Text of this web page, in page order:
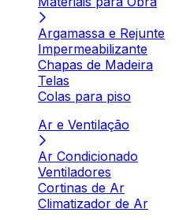
Argamassa e Rejunte
Impermeabilizante
Chapas de Madeira
Telas
Colas para piso
Ar e Ventilação
Ar Condicionado
Ventiladores
Cortinas de Ar
Climatizador de Ar